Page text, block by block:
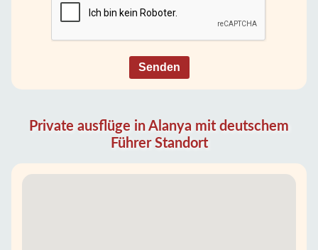
Senden
Private ausflüge in Alanya mit deutschem
Führer Standort